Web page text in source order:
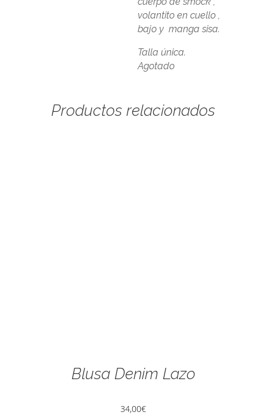
volantito en cuello ,
bajo y manga sisa.
Talla única.
Agotado
Productos relacionados
Blusa Denim Lazo
34,00€